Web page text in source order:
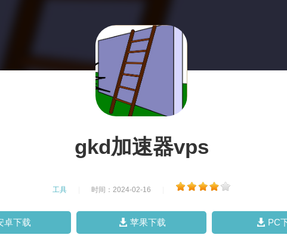
gkd加速器vps
工具 时间：2024-02-16
卓下载 苹果下载 PC